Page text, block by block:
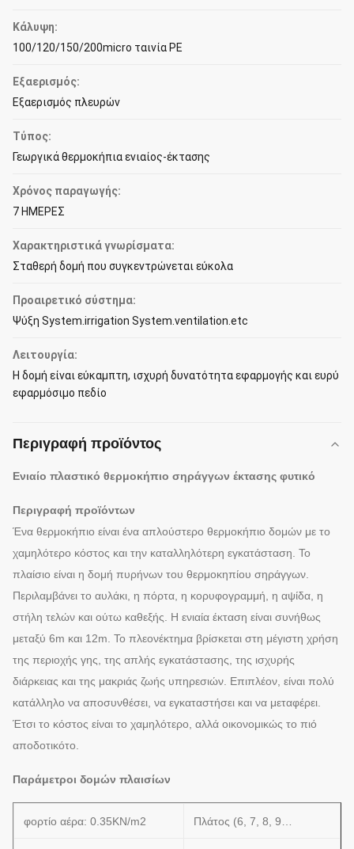
Κάλυψη:
100/120/150/200micro ταινία PE
Εξαερισμός:
Εξαερισμός πλευρών
Τύπος:
Γεωργικά θερμοκήπια ενιαίος-έκτασης
Χρόνος παραγωγής:
7 ΗΜΕΡΕΣ
Χαρακτηριστικά γνωρίσματα:
Σταθερή δομή που συγκεντρώνεται εύκολα
Προαιρετικό σύστημα:
Ψύξη System.irrigation System.ventilation.etc
Λειτουργία:
Η δομή είναι εύκαμπτη, ισχυρή δυνατότητα εφαρμογής και ευρύ
εφαρμόσιμο πεδίο
Περιγραφή προϊόντος
Ενιαίο πλαστικό θερμοκήπιο σηράγγων έκτασης φυτικό
Περιγραφή προϊόντων
Ένα θερμοκήπιο είναι ένα απλούστερο θερμοκήπιο δομών με το
χαμηλότερο κόστος και την καταλληλότερη εγκατάσταση. Το
πλαίσιο είναι η δομή πυρήνων του θερμοκηπίου σηράγγων.
Περιλαμβάνει το αυλάκι, η πόρτα, η κορυφογραμμή, η αψίδα, η
στήλη τελών και ούτω καθεξής. Η ενιαία έκταση είναι συνήθως
μεταξύ 6m και 12m. Το πλεονέκτημα βρίσκεται στη μέγιστη χρήση
της περιοχής γης, της απλής εγκατάστασης, της ισχυρής
διάρκειας και της μακριάς ζωής υπηρεσιών. Επιπλέον, είναι πολύ
κατάλληλο να αποσυνθέσει, να εγκαταστήσει και να μεταφέρει.
Έτσι το κόστος είναι το χαμηλότερο, αλλά οικονομικώς το πιό
αποδοτικότο.
Παράμετροι δομών πλαισίων
φορτίο αέρα: 0.35KN/m2 Πλάτος (6, 7, 8, 9…